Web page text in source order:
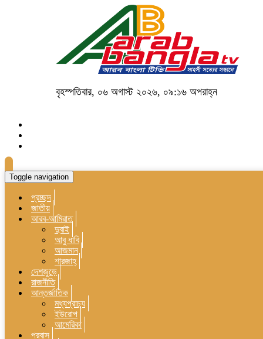
বৃহস্পতিবার, ০৬ অগাস্ট ২০২৬, ০৯:১৬ অপরাহ্ন
Toggle navigation
প্রচ্ছদ
জাতীয়
আরব-আমিরাত
দুবাই
আবু ধাবি
আজমান
শারজাহ্
দেশজুড়ে
রাজনীতি
আন্তর্জাতিক
মধ্যপ্রাচ্য
ইউরোপ
আমেরিকা
প্রবাস